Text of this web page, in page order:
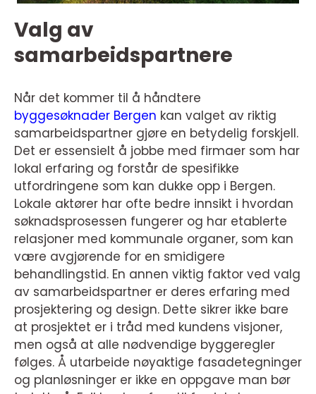
Valg av
samarbeidspartnere
Når det kommer til å håndtere
byggesøknader Bergen kan valget av riktig
samarbeidspartner gjøre en betydelig forskjell.
Det er essensielt å jobbe med firmaer som har
lokal erfaring og forstår de spesifikke
utfordringene som kan dukke opp i Bergen.
Lokale aktører har ofte bedre innsikt i hvordan
søknadsprosessen fungerer og har etablerte
relasjoner med kommunale organer, som kan
være avgjørende for en smidigere
behandlingstid. En annen viktig faktor ved valg
av samarbeidspartner er deres erfaring med
prosjektering og design. Dette sikrer ikke bare
at prosjektet er i tråd med kundens visjoner,
men også at alle nødvendige byggeregler
følges. Å utarbeide nøyaktige fasadetegninger
og planløsninger er ikke en oppgave man bør